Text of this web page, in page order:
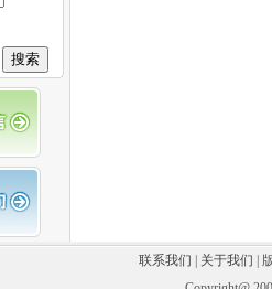
联系我们 关于我们